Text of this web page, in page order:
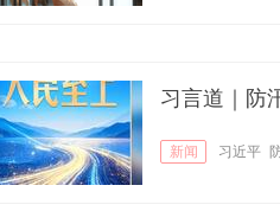
习言道｜防
新闻 习近平